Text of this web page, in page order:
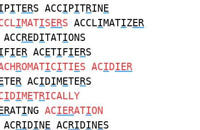
PITERS ACCIPITRINE
IMATISERS ACCLIMATIZER
ACCREDITATIONS
FIER ACETIFIERS
ROMATICITIES ACIDIER
TER ACIDIMETERS
IDIMETRICALLY
ATING ACIERATION
ACRIDINE ACRIDINES